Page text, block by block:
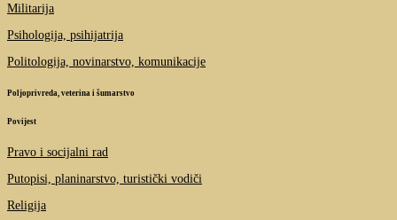
Militarija
Psihologija, psihijatrija
Politologija, novinarstvo, komunikacije
Poljoprivreda, veterina i šumarstvo
Povijest
Pravo i socijalni rad
Putopisi, planinarstvo, turistički vodiči
Religija